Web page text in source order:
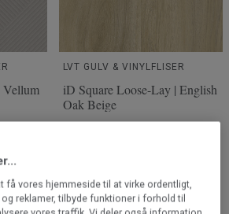
Vellum
LVT GULV & VINYLFLISER
iD Square Loose-Lay | English
Oak Beige
Læs mere
få vores hjemmeside til at virke ordentligt,
reklamer, tilbyde funktioner i forhold til